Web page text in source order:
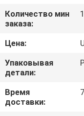
ПРОВЕРКА
КАЧЕСТВА
СВЯЖИТЕСЬ
МЫ
НОВОСТИ
Количество мин
заказа:
Цена:
Упаковывая
детали:
Время
доставки: